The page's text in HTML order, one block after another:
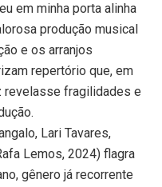
em minha porta alinha
produção musical
e os arranjos
repertório que, em
revelasse fragilidades e
Lari Tavares,
Lemos, 2024) flagra
gênero já recorrente